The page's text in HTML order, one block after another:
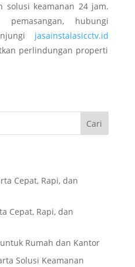
solusi keamanan 24 jam.
hubungi
jasainstalasicctv.id
perlindungan properti
Cari
Cepat, Rapi, dan
Cepat, Rapi, dan
untuk Rumah dan Kantor
Solusi Keamanan